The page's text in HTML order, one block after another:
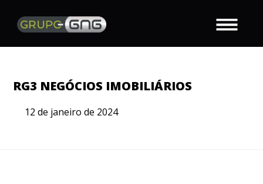
RG3 NEGÓCIOS IMOBILIÁRIOS
12 de janeiro de 2024